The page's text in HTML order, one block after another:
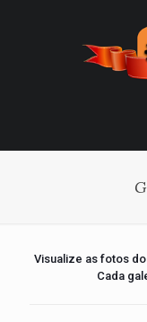
Visualize as fotos
Cada